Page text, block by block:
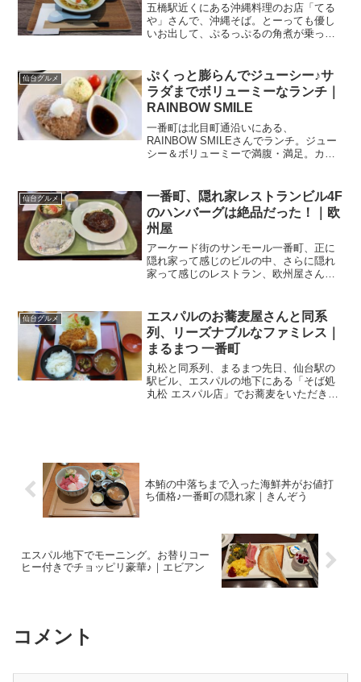
五橋駅近くにある沖縄料理のお店「てる
や」さんで、沖縄そば。とーっても優し
いお出して、ぷるっぷるの角煮が乗って
せ移動手段が徒歩と自転車しかないの
で、基本的に五橋駅と仙台...
仙台グルメ
ぷくっと膨らんでジューシー♪サ
ラダまでボリューミーなランチ｜
RAINBOW SMILE
一番町は北目町通沿いにある、
RAINBOW SMILEさんでランチ。ジュー
シー＆ボリューミーで満腹・満足。カレ
って、とんぺーと言えば工学研究科のあ
る青葉山キャンパスな...
仙台グルメ
一番町、隠れ家レストランビル4F
のハンバーグは絶品だった！｜欧
州屋
アーケード街のサンモール一番町、正に
隠れ家って感じのビルの中、さらに隠れ
家って感じのレストラン、欧州屋さんで
ース、最高でしたよ。皆さんにすすめら
れて仙台市青葉区、青葉...
仙台グルメ
エスパルのお蕎麦屋さんと同系
列、リーズナブルなファミレス｜
まるまつ 一番町
丸松と同系列、まるまつ先日、仙台駅の
駅ビル、エスパルの地下にある「そば処
丸松 エスパル店」でお蕎麦をいただきま
本鮪の中落ちまで入った海鮮丼がお値打
ち価格♪一番町の隠れ家｜きんぞう
エスパル地下でモーニング。お替りコー
ヒー付きでチョッピリ豪華♪｜エビアン
コメント